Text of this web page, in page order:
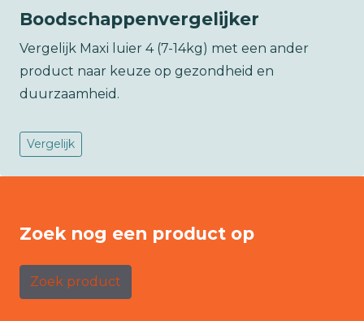
Boodschappenvergelijker
Vergelijk Maxi luier 4 (7-14kg) met een ander
product naar keuze op gezondheid en
duurzaamheid.
Vergelijk
Zoek nog een product op
Zoek product